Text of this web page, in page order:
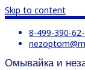
Skip to content
8-499-390-
Омывайка и